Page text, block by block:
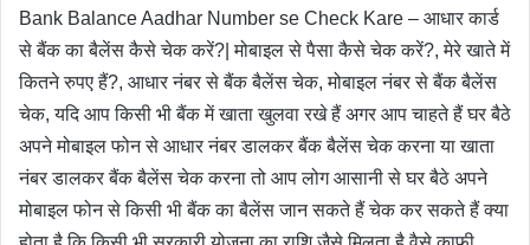
Bank Balance Aadhar Number se Check Kare – आधार कार्ड
से बैंक का बैलेंस कैसे चेक करें?| मोबाइल से पैसा कैसे चेक करें?, मेरे खाते में
कितने रुपए हैं?, आधार नंबर से बैंक बैलेंस चेक, मोबाइल नंबर से बैंक बैलेंस
चेक, यदि आप किसी भी बैंक में खाता खुलवा रखे हैं अगर आप चाहते हैं घर बैठे
अपने मोबाइल फोन से आधार नंबर डालकर बैंक बैलेंस चेक करना या खाता
नंबर डालकर बैंक बैलेंस चेक करना तो आप लोग आसानी से घर बैठे अपने
मोबाइल फोन से किसी भी बैंक का बैलेंस जान सकते हैं चेक कर सकते हैं क्या